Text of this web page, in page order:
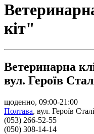
кіт"
Ветеринарна
вул. Героїв
щоденно, 09:00-21:00
Полтава, вул. Героїв
(053) 266-52-55
(050) 308-14-14